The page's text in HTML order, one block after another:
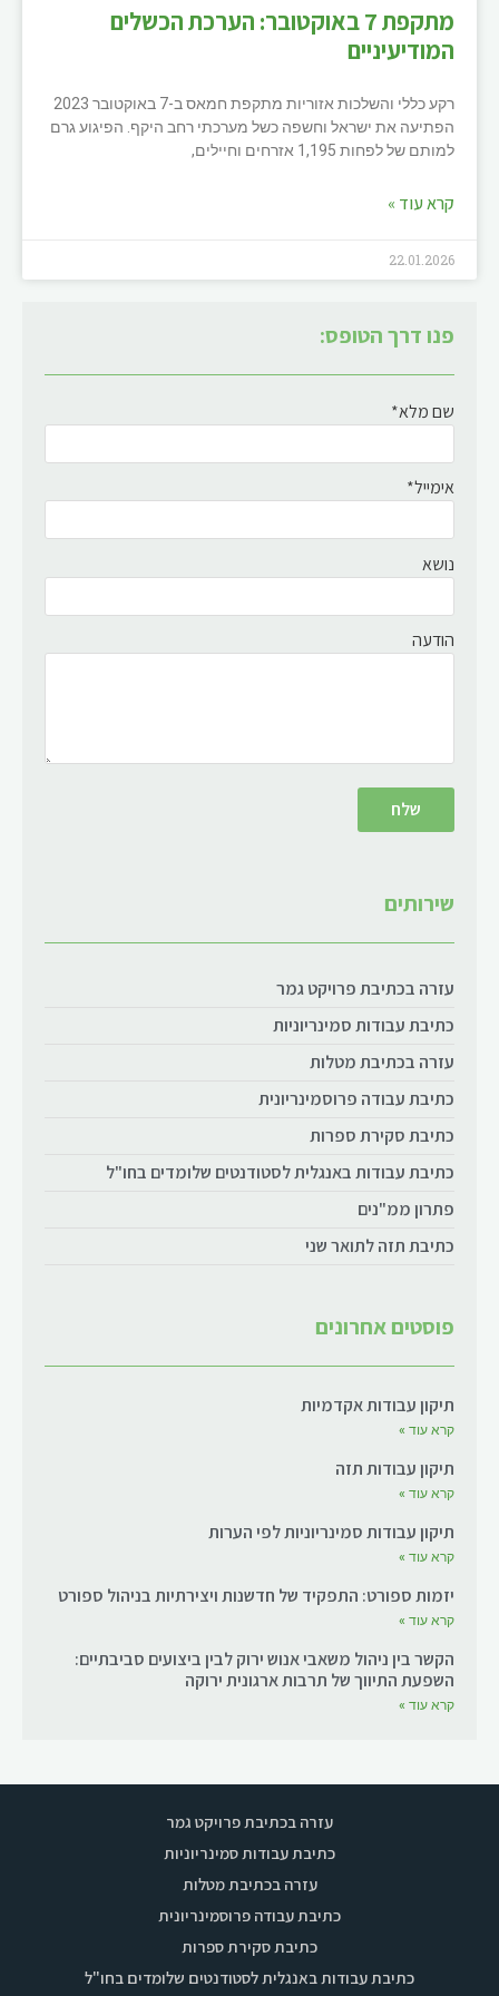
מתקפת 7 באוקטובר: הערכת הכשלים
המודיעיניים
רקע כללי והשלכות אזוריות מתקפת חמאס ב-7 באוקטובר 2023
הפתיעה את ישראל וחשפה כשל מערכתי רחב היקף. הפיגוע גרם
למותם של לפחות 1,195 אזרחים וחיילים,
קרא עוד »
22.01.2026
פנו דרך הטופס:
שם מלא*
אימייל*
נושא
הודעה
שירותים
עזרה בכתיבת פרויקט גמר
כתיבת עבודות סמינריוניות
עזרה בכתיבת מטלות
כתיבת עבודה פרוסמינריונית
כתיבת סקירת ספרות
כתיבת עבודות באנגלית לסטודנטים שלומדים בחו"ל
פתרון ממ"נים
כתיבת תזה לתואר שני
פוסטים אחרונים
תיקון עבודות אקדמיות
קרא עוד »
תיקון עבודות תזה
קרא עוד »
תיקון עבודות סמינריוניות לפי הערות
קרא עוד »
יזמות ספורט: התפקיד של חדשנות ויצירתיות בניהול ספורט
קרא עוד »
הקשר בין ניהול משאבי אנוש ירוק לבין ביצועים סביבתיים:
השפעת התיווך של תרבות ארגונית ירוקה
קרא עוד »
עזרה בכתיבת פרויקט גמר
כתיבת עבודות סמינריוניות
עזרה בכתיבת מטלות
כתיבת עבודה פרוסמינריונית
כתיבת סקירת ספרות
כתיבת עבודות באנגלית לסטודנטים שלומדים בחו"ל